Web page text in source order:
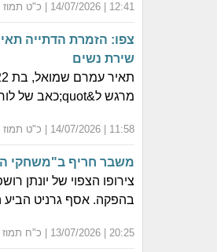
12:41 | 14/07/2026 | כ"ט תמוז התשפ"ו
צפו: הזמרת הדתייה
שירת נשים
מרגש ל&quot;כאב של לוחמים&quot;, שכלל גם קטע בערבית.
11:58 | 14/07/2026 | כ"ט תמוז התשפ"ו
משבר חריף ב"משחקי
בהפקה. אסף גרניט הביע
20:25 | 13/07/2026 | כ"ח תמוז התשפ"ו